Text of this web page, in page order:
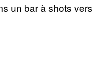
un bar à shots